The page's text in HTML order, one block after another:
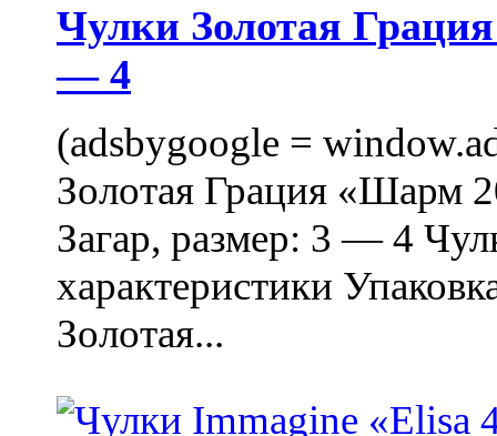
Чулки Золотая
— 4
(adsbygoogle =
Золотая Грация «Шарм
Загар, размер: 3 — 4
характеристики
Золотая...